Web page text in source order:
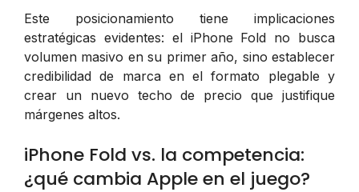
Este posicionamiento tiene implicaciones
estratégicas evidentes: el iPhone Fold no busca
volumen masivo en su primer año, sino establecer
credibilidad de marca en el formato plegable y
crear un nuevo techo de precio que justifique
márgenes altos.
iPhone Fold vs. la competencia:
¿qué cambia Apple en el juego?